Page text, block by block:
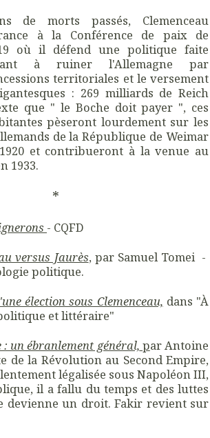
de morts passés, Clemenceau
à la Conférence de paix de
où il défend une politique faite
à ruiner l'Allemagne par
territoriales et le versement
: 269 milliards de Reich
que " le Boche doit payer ", ces
pèseront lourdement sur les
de la République de Weimar
et contribueront à la venue au
1933.
*
- CQFD
versus Jaurès, par Samuel Tomei -
politique.
élection sous Clemenceau, dans "À
et littéraire"
un ébranlement général, par Antoine
la Révolution au Second Empire,
légalisée sous Napoléon III,
il a fallu du temps et des luttes
devienne un droit. Fakir revient sur